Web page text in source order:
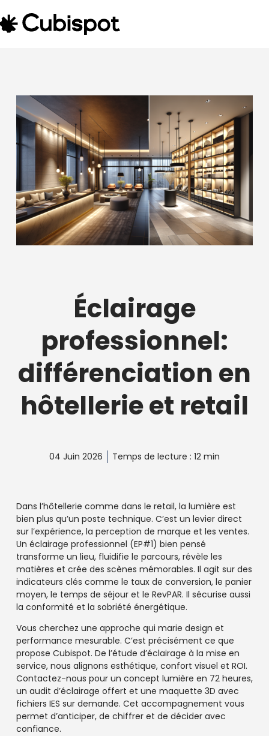
Éclairage
professionnel:
différenciation en
hôtellerie et retail
04 Juin 2026 Temps de lecture : 12 min
Dans l’hôtellerie comme dans le retail, la lumière est
bien plus qu’un poste technique. C’est un levier direct
sur l’expérience, la perception de marque et les ventes.
Un éclairage professionnel (EP#1) bien pensé
transforme un lieu, fluidifie le parcours, révèle les
matières et crée des scènes mémorables. Il agit sur des
indicateurs clés comme le taux de conversion, le panier
moyen, le temps de séjour et le RevPAR. Il sécurise aussi
la conformité et la sobriété énergétique.
Vous cherchez une approche qui marie design et
performance mesurable. C’est précisément ce que
propose Cubispot. De l’étude d’éclairage à la mise en
service, nous alignons esthétique, confort visuel et ROI.
Contactez-nous pour un concept lumière en 72 heures,
un audit d’éclairage offert et une maquette 3D avec
fichiers IES sur demande. Cet accompagnement vous
permet d’anticiper, de chiffrer et de décider avec
confiance.